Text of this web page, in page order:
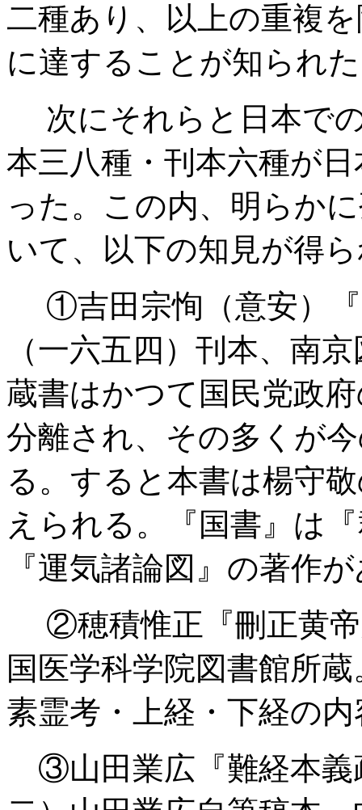
二種あり、以上の重複
に達することが知られ
次にそれらと日本で
本三八種・刊本六種が
った。この内、明らか
いて、以下の知見が得
①吉田宗恂（意安）『
（一六五四）刊本、南
蔵書はかつて国民党政
分離され、その多くが
る。すると本書は楊守
えられる。『国書』は
『運気諸論図』の著作
②穂積惟正『刪正黄帝
国医学科学院図書館所
素霊考・上経・下経の
③山田業広『難経本義